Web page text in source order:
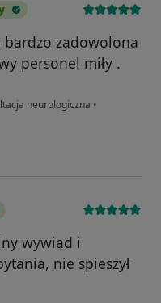
bardzo zadowolona
personel miły .
neurologiczna •
wywiad i
nie spieszył